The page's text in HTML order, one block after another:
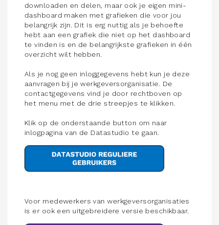
downloaden en delen, maar ook je eigen mini-
dashboard maken met grafieken die voor jou
belangrijk zijn. Dit is erg nuttig als je behoefte
hebt aan een grafiek die niet op het dashboard
te vinden is en de belangrijkste grafieken in één
overzicht wilt hebben.
Als je nog geen inloggegevens hebt kun je deze
aanvragen bij je werkgeversorganisatie. De
contactgegevens vind je door rechtboven op
het menu met de drie streepjes te klikken.
Klik op de onderstaande button om naar
inlogpagina van de Datastudio te gaan.
Voor medewerkers van werkgeversorganisaties
is er ook een uitgebreidere versie beschikbaar.